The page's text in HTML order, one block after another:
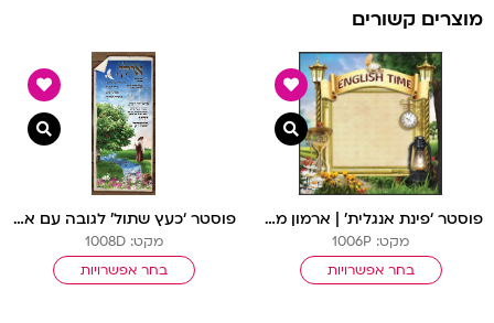
מוצרים קשורים
פוסטר ‘פינת אנגלית’ | ארמון מלוכה
מקט: 1006P
בחר אפשרויות
פוסטר ‘כעץ שתול’ לגובה עם איש
מקט: 1008D
בחר אפשרויות